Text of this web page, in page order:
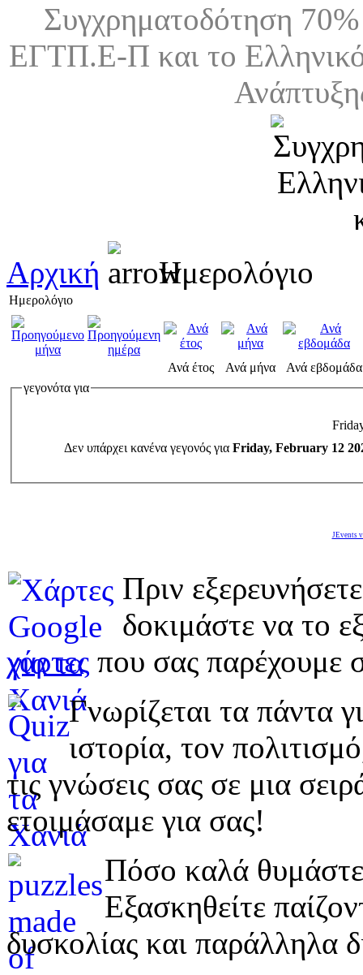
Συγχρηματοδότηση
ΕΓΤΠ.Ε-Π και το
Αρχική Ημερολόγιο
Ημερολόγιο
Ανά έτος Ανά μήνα
Ανά εβδομάδα
γεγονότα για
Δεν υπάρχει κανένα γεγονός για Friday, February 12
JEvents
Πριν
δοκιμάστε να το
χάρτες που σας παρέχουμε
Γνωρίζεται τα πάντα
ιστορία, τον
τις γνώσεις σας σε μια
ετοιμάσαμε για σας!
Πόσο καλά
Εξασκηθείτε
δυσκολίας και παράλληλα